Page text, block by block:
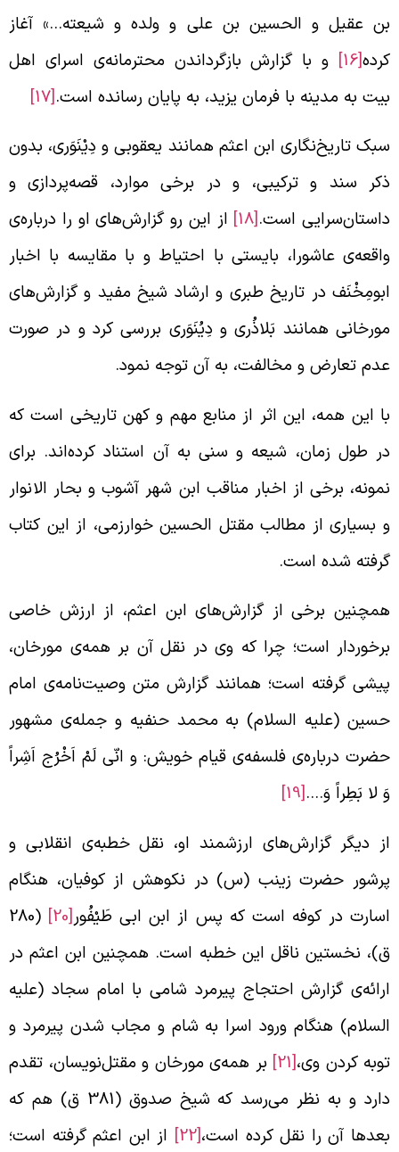
عقیل و الحسین بن علی و ولده و شیعته…» آغاز
[16]
و با گزارش بازگرداندن محترمانه‌ی اسرای اهل
به مدینه با فرمان یزید، به پایان رسانده است.[17]
تاریخ‌نگاری ابن اعثم همانند یعقوبی و دِیْنَوَری، بدون
سند و ترکیبی، و در برخی موارد، قصه‌پردازی و
است.[18]
از این رو گزارش‌های او را درباره‌ی
عاشورا، بایستی با احتیاط و با مقایسه با اخبار
در تاریخ طبری و ارشاد شیخ مفید و گزارش‌های
همانند بَلاذُری و دِیُنَوَری بررسی کرد و در صورت
تعارض و مخالفت، به آن توجه نمود.
این همه، این اثر از منابع مهم و کهن تاریخی است که
طول زمان، شیعه و سنی به آن استناد کرده‌اند. برای
برخی از اخبار مناقب ابن شهر آشوب و بحار الانوار
بسیاری از مطالب مقتل الحسین خوارزمی، از این کتاب
شده است.
برخی از گزارش‌های ابن اعثم، از ارزش خاصی
است؛ چرا که وی در نقل آن بر همه‌ی مورخان،
گرفته است؛ همانند گزارش متن وصیت‌نامه‌ی امام
(علیه السلام) به محمد حنفیه و جمله‌ی مشهور
درباره‌ی فلسفه‌ی قیام خویش: و انّی لَمْ اَخْرُج اَشِراً
لا بَطِراً وَ….[19]
دیگر گزارش‌های ارزشمند او، نقل خطبه‌ی انقلابی و
حضرت زینب (س) در نکوهش از کوفیان، هنگام
در کوفه است که پس از ابن ابی طَیْفُور[20]
(280
نخستین ناقل این خطبه است. همچنین ابن اعثم در
گزارش احتجاج پیرمرد شامی با امام سجاد (علیه
هنگام ورود اسرا به شام و مجاب شدن پیرمرد و
کردن وی،[21]
بر همه‌ی مورخان و مقتل‌نویسان، تقدم
دارد و به نظر می‌رسد که شیخ صدوق (381 ق) هم که
آن را نقل کرده است،[22]
از ابن اعثم گرفته است؛